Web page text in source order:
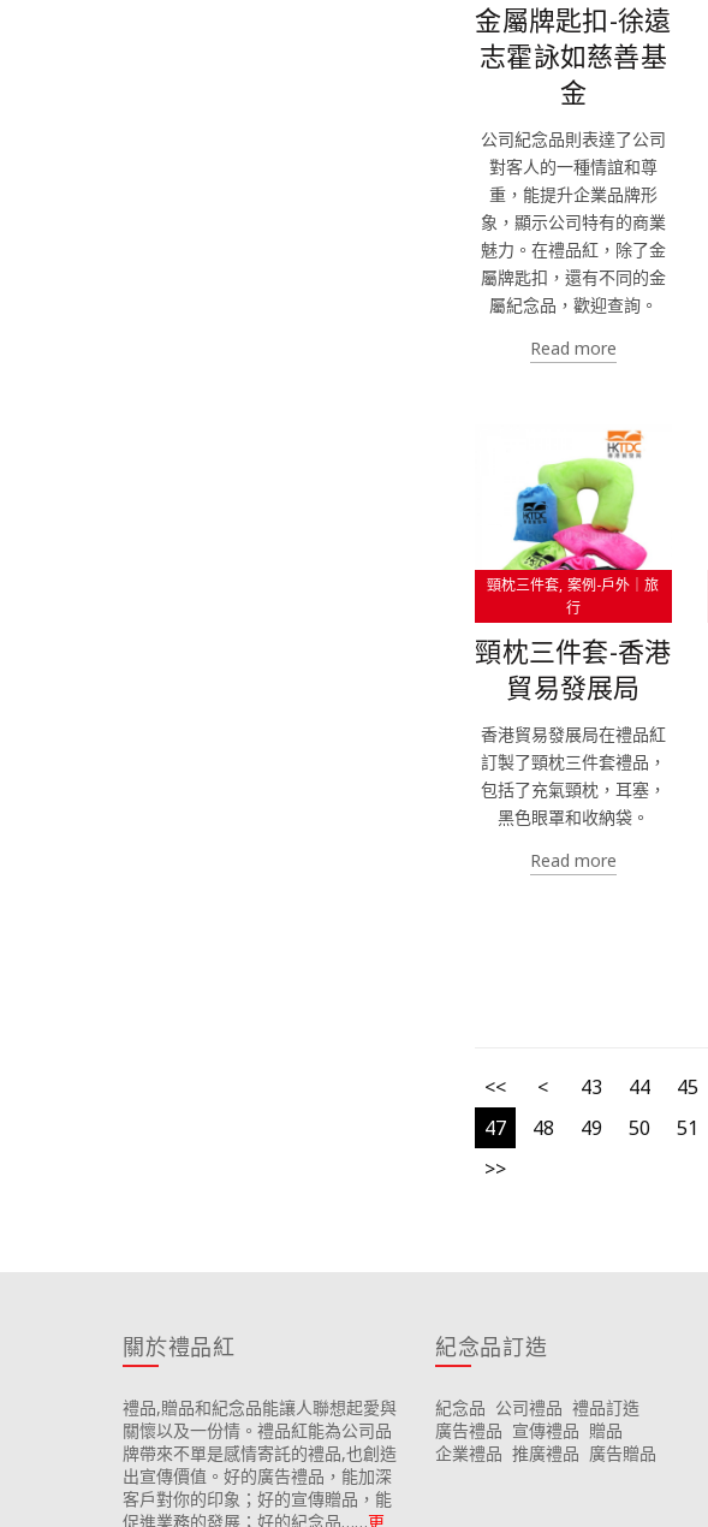
金屬牌匙扣-徐遠
志霍詠如慈善基
金
公司紀念品則表達了公司
對客人的一種情誼和尊
重，能提升企業品牌形
象，顯示公司特有的商業
魅力。在禮品紅，除了金
屬牌匙扣，還有不同的金
屬紀念品，歡迎查詢。
Read more
頸枕三件套 案例-戶外｜旅
行
頸枕三件套-香港
貿易發展局
香港貿易發展局在禮品紅
訂製了頸枕三件套禮品，
包括了充氣頸枕，耳塞，
黑色眼罩和收納袋。
Read more
<< < 43 44 45
47
48 49 50 51
>>
關於禮品紅
禮品,贈品和紀念品能讓人聯想起愛與
關懷以及一份情。禮品紅能為公司品
牌帶來不單是感情寄託的禮品,也創造
出宣傳價值。好的廣告禮品，能加深
客戶對你的印象；好的宣傳贈品，能
促進業務的發展；好的紀念品……更
紀念品訂造
紀念品 公司禮品 禮品訂造
廣告禮品 宣傳禮品 贈品
企業禮品 推廣禮品 廣告贈品